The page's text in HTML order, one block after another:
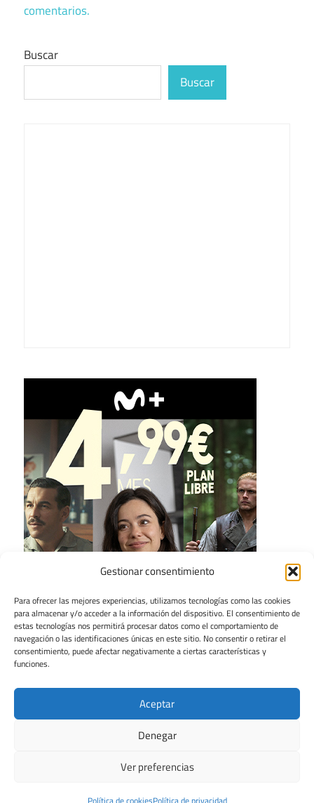
Gestionar consentimiento
Para ofrecer las mejores experiencias, utilizamos tecnologías como las cookies
para almacenar y/o acceder a la información del dispositivo. El consentimiento de
estas tecnologías nos permitirá procesar datos como el comportamiento de
navegación o las identificaciones únicas en este sitio. No consentir o retirar el
consentimiento, puede afectar negativamente a ciertas características y
funciones.
Aceptar
Denegar
Ver preferencias
comentarios.
Buscar
Buscar